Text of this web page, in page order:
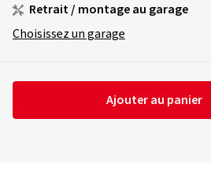
Retrait / montage au garage
Choisissez un garage
Ajouter au panier